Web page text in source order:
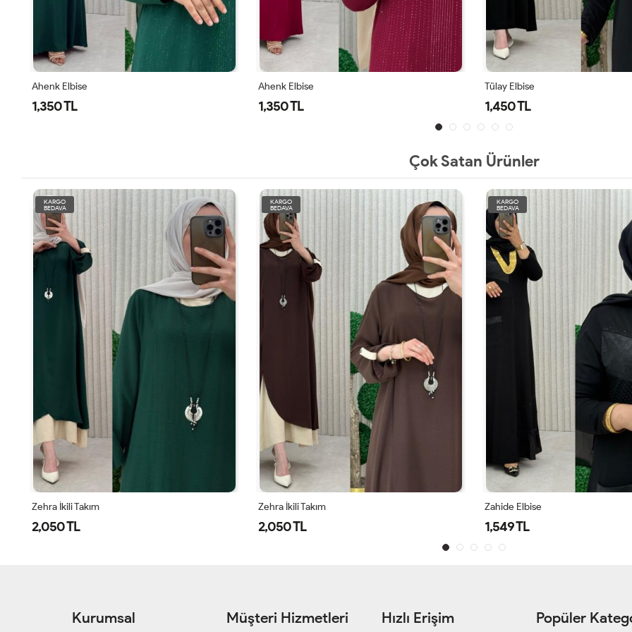
Ahenk Elbise
1,350 TL
Ahenk Elbise
1,350 TL
Tülay Elbise
1,450 TL
Çok Satan Ürünler
KARGO
BEDAVA
Zehra İkili Takım
2,050 TL
KARGO
BEDAVA
Zehra İkili Takım
2,050 TL
KARGO
BEDAVA
Zahide Elbise
1,549 TL
Kurumsal Müşteri Hizmetleri Hızlı Erişim Popüler